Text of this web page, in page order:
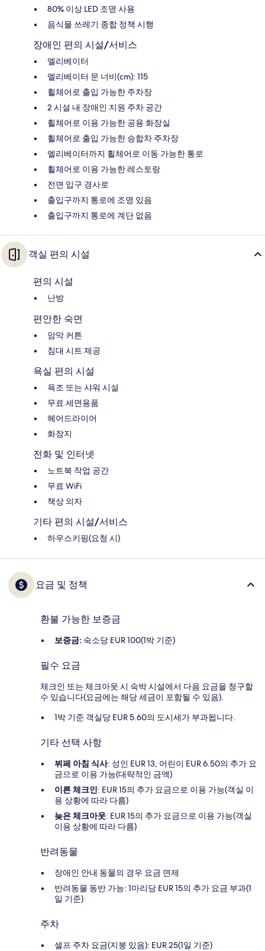
80% 이상 LED 조명 사용
음식물 쓰레기 종합 정책 시행
장애인 편의 시설/서비스
엘리베이터
엘리베이터 문 너비(cm): 115
휠체어로 출입 가능한 주차장
2 시설 내 장애인 지원 주차 공간
휠체어로 이용 가능한 공용 화장실
휠체어로 출입 가능한 승합차 주차장
엘리베이터까지 휠체어로 이동 가능한 통로
휠체어로 이용 가능한 레스토랑
전면 입구 경사로
출입구까지 통로에 조명 있음
출입구까지 통로에 계단 없음
객실 편의 시설
편의 시설
난방
편안한 숙면
암막 커튼
침대 시트 제공
욕실 편의 시설
욕조 또는 샤워 시설
무료 세면용품
헤어드라이어
화장지
전화 및 인터넷
노트북 작업 공간
무료 WiFi
책상 의자
기타 편의 시설/서비스
하우스키핑(요청 시)
요금 및 정책
환불 가능한 보증금
보증금: 숙소당 EUR 100(1박 기준)
필수 요금
체크인 또는 체크아웃 시 숙박 시설에서 다음 요금을 청구할
수 있습니다(요금에는 해당 세금이 포함될 수 있음).
1박 기준 객실당 EUR 5.60의 도시세가 부과됩니다.
기타 선택 사항
뷔페 아침 식사: 성인 EUR 13, 어린이 EUR 6.50의 추가 요
금으로 이용 가능(대략적인 금액)
이른 체크인: EUR 15의 추가 요금으로 이용 가능(객실 이
용 상황에 따라 다름)
늦은 체크아웃: EUR 15의 추가 요금으로 이용 가능(객실
이용 상황에 따라 다름)
반려동물
장애인 안내 동물의 경우 요금 면제
반려동물 동반 가능: 1마리당 EUR 15의 추가 요금 부과(1
일 기준)
주차
셀프 주차 요금(지붕 있음): EUR 25(1일 기준)